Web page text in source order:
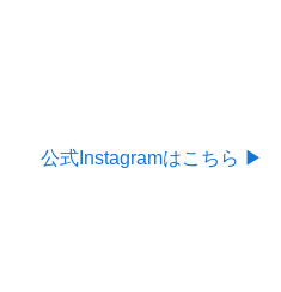
公式Instagramはこちら ▶︎